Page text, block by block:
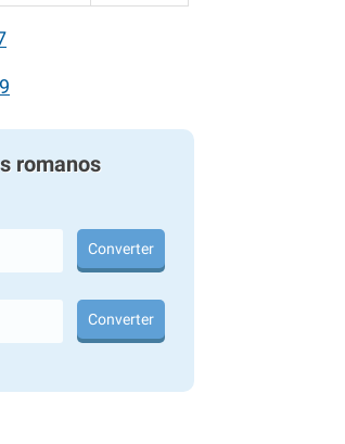
romanos
Converter
Converter